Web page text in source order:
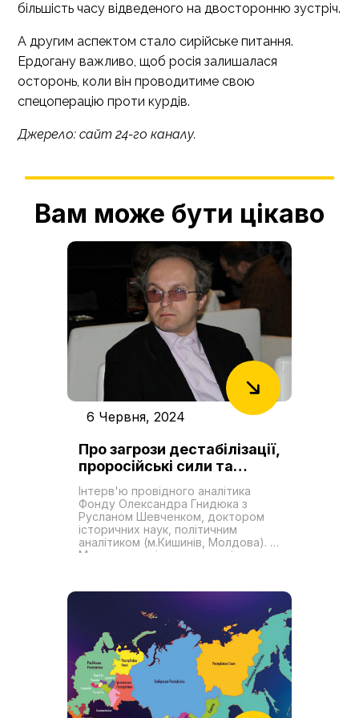
більшість часу відведеного на двосторонню зустріч.
А другим аспектом стало сирійське питання.
Ердогану важливо, щоб росія залишалася
осторонь, коли він проводитиме свою
спецоперацію проти курдів.
Джерело: сайт 24-го каналу.
Вам може бути цікаво
6 Червня, 2024
Про загрози дестабілізації,
проросійські сили та
майбутні президентські
вибори в Молдові: інтерв’ю
з молдавським
аналітиком Русланом
Шевченком
Інтерв'ю провідного аналітика
Фонду Олександра Гнидюка з
Русланом Шевченком, доктором
історичних наук, політичним
аналітиком (м.Кишинів, Молдова).
Минуло вже півтора року після
молдавського суспільства щодо